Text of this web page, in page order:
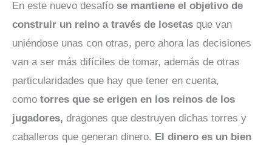
En este nuevo desafío se mantiene el objetivo de
construir un reino a través de losetas que van
uniéndose unas con otras, pero ahora las decisiones
van a ser más difíciles de tomar, además de otras
particularidades que hay que tener en cuenta,
como torres que se erigen en los reinos de los
jugadores, dragones que destruyen dichas torres y
caballeros que generan dinero. El dinero es un bien